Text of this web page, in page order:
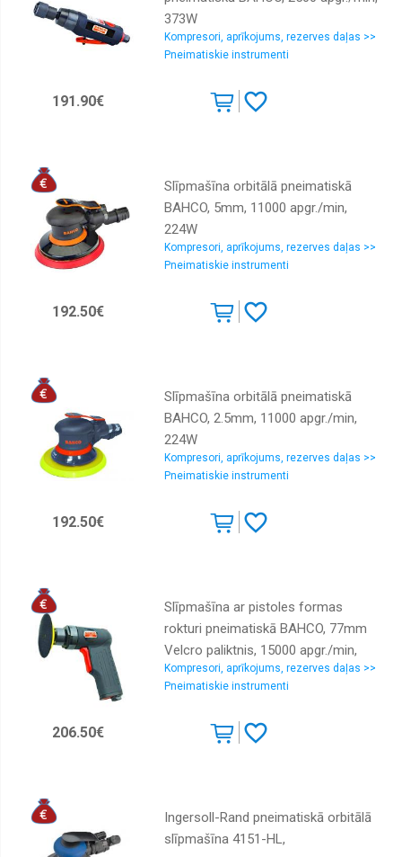
373W
Kompresori, aprīkojums, rezerves daļas >>
Pneimatiskie instrumenti
191.90€
Slīpmašīna orbitālā pneimatiskā
BAHCO, 5mm, 11000 apgr./min,
224W
Kompresori, aprīkojums, rezerves daļas >>
Pneimatiskie instrumenti
192.50€
Slīpmašīna orbitālā pneimatiskā
BAHCO, 2.5mm, 11000 apgr./min,
224W
Kompresori, aprīkojums, rezerves daļas >>
Pneimatiskie instrumenti
192.50€
Slīpmašīna ar pistoles formas
rokturi pneimatiskā BAHCO, 77mm
Velcro paliktnis, 15000 apgr./min,
250W
Kompresori, aprīkojums, rezerves daļas >>
Pneimatiskie instrumenti
206.50€
Ingersoll-Rand pneimatiskā orbitālā
slīpmašīna 4151-HL,